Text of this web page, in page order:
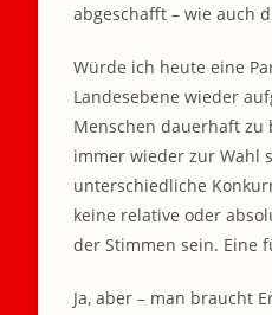
abgeschafft – wie auch
Würde ich heute eine
Landesebene wieder
Menschen dauerhaft zu
immer wieder zur Wahl
unterschiedliche
keine relative oder
der Stimmen sein. Eine
Ja, aber – man braucht